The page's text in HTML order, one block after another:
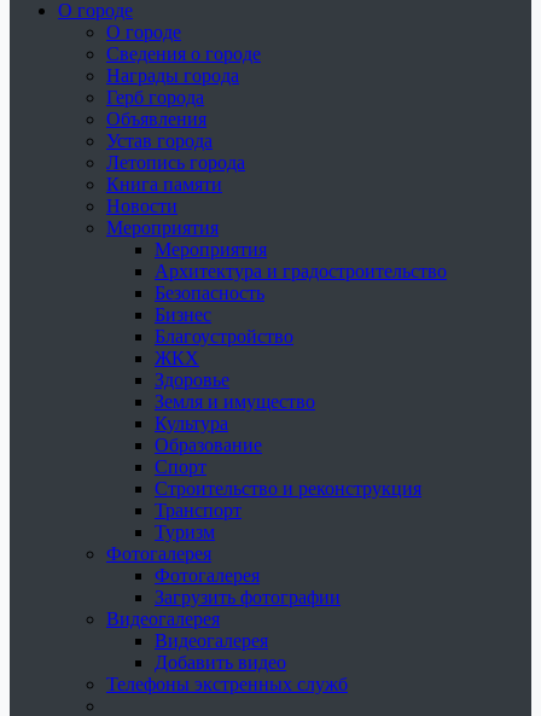
О городе
О городе
Сведения о городе
Награды города
Герб города
Объявления
Устав города
Летопись города
Книга памяти
Новости
Мероприятия
Мероприятия
Архитектура и градостроительство
Безопасность
Бизнес
Благоустройство
ЖКХ
Здоровье
Земля и имущество
Культура
Образование
Спорт
Строительство и реконструкция
Транспорт
Туризм
Фотогалерея
Фотогалерея
Загрузить фотографии
Видеогалерея
Видеогалерея
Добавить видео
Телефоны экстренных служб